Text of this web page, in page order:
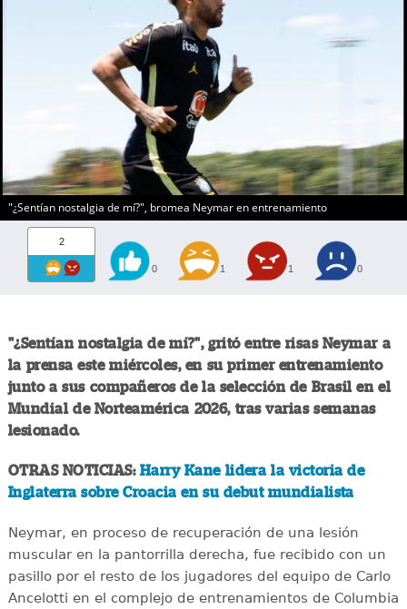
"¿Sentían nostalgia de mí?", bromea Neymar en entrenamiento
2
0 1 1 0
"¿Sentían nostalgia de mí?", gritó entre risas Neymar a
la prensa este miércoles, en su primer entrenamiento
junto a sus compañeros de la selección de Brasil en el
Mundial de Norteamérica 2026, tras varias semanas
lesionado.
OTRAS NOTICIAS: Harry Kane lidera la victoria de
Inglaterra sobre Croacia en su debut mundialista
Neymar, en proceso de recuperación de una lesión
muscular en la pantorrilla derecha, fue recibido con un
pasillo por el resto de los jugadores del equipo de Carlo
Ancelotti en el complejo de entrenamientos de Columbia